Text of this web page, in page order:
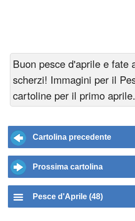
Buon pesce d'aprile e fate
scherzi! Immagini per il
cartoline per il primo aprile.
Cartolina precedente
Prossima cartolina
Pesce d'Aprile (48)